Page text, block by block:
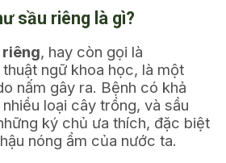
sầu riêng là gì?
riêng, hay còn gọi là
ngữ khoa học, là một
nấm gây ra. Bệnh có khả
loại cây trồng, và sầu
ký chủ ưa thích, đặc biệt
nóng ẩm của nước ta.